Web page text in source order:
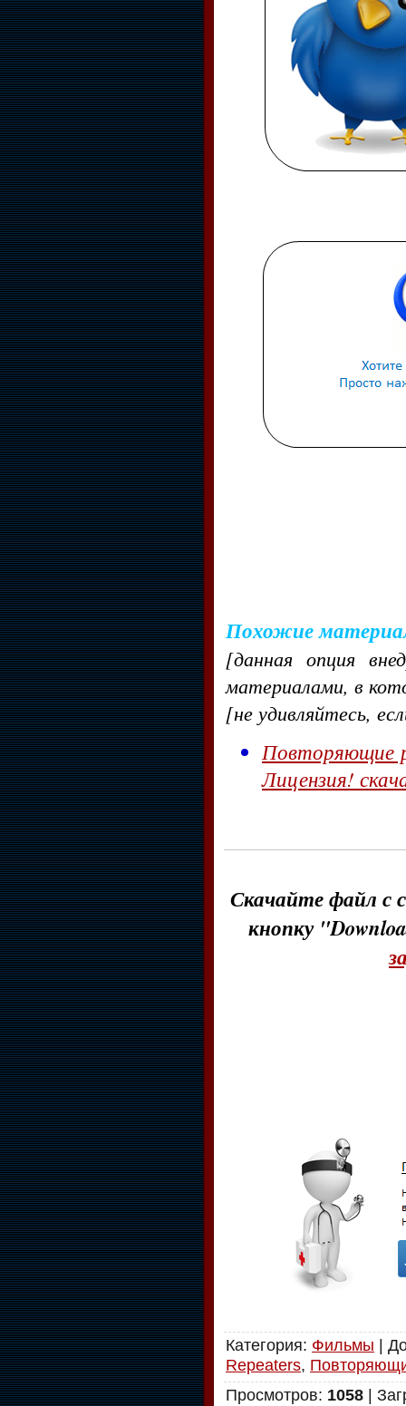
Похожие
[данная опция
материалами, в
[не удивляйтесь,
Повторяющие
Лицензия!
Скачайте файл с
кнопку
Категория: Фильмы |
Repeaters,
Просмотров: 1058 |